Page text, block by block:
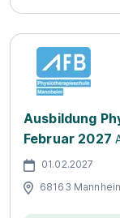
Ausbildung
Februar 2027
01.02.2027
68163